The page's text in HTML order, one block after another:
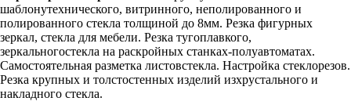
шаблонутехнического, витринного, неполированного и
полированного стекла толщиной до 8мм. Резка фигурных
зеркал, стекла для мебели. Резка тугоплавкого,
зеркальногостекла на раскройных станках-полуавтоматах.
Самостоятельная разметка листовстекла. Настройка стеклорезов.
Резка крупных и толстостенных изделий изхрустального и
накладного стекла.